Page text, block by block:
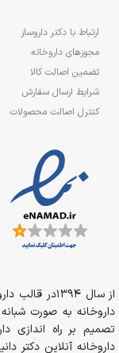
ارتباط با دکتر داروساز
مجوزهای داروخانه
تضمین اصالت کالا
شرایط ارسال سفارش
کنترل اصالت محصولات
تصمیم بر راه اندازی
داروخانه آنلاین دکتر